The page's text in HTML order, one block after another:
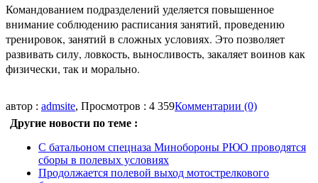
Командованием подразделений уделяется повышенное
внимание соблюдению расписания занятий, проведению
тренировок, занятий в сложных условиях. Это позволяет
развивать силу, ловкость, выносливость, закаляет воинов как
физически, так и морально.
автор : admsite, Просмотров : 4 359Комментарии (0)
Другие новости по теме :
С батальоном спецназа Минобороны РЮО проводятся
сборы в полевых условиях
Продолжается полевой выход мотострелкового